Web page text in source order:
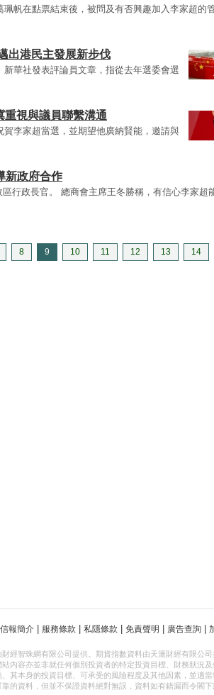
帆在點票結束後，被問及有否興趣加入李家超的
出港民主發展新步伐
華社發表評論員文章，指從去年選委會選
重視與議員聯繫溝通
李家超當選，並期望他廣納賢能，邀請與
新政府合作
行政長官。 總商會主席王冬勝稱，有信心李家超
8 9 10 11 12 13 14
信報簡介 服務條款 私隱條款 免責聲明 廣告查詢
財經智珠網有限公司提供。期貨指數資料由天滙財經有限公
內容亦並非就任何個別投資者的特定投資目標、財務狀況
其本身的投資目標、可承受的風險程度及其他因素，並適
的資料，但並不保證資料絕對無誤，資料如有錯漏而令閣下